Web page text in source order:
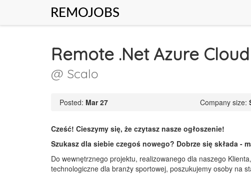
REMOJOBS
Remote .Net Azure
@ Scalo
Posted: Mar 27 Company size:
Cześć! Cieszymy się, że czytasz nasze ogłoszenie!
Szukasz dla siebie czegoś nowego? Dobrze się składa -
Do wewnętrznego projektu, realizowanego dla naszego
technologiczne dla branży sportowej, poszukujemy osoby na